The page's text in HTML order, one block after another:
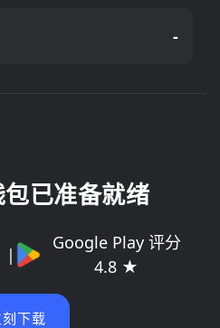
-
已准备就绪
|
Google Play 评分
4.8 ★
刻下载